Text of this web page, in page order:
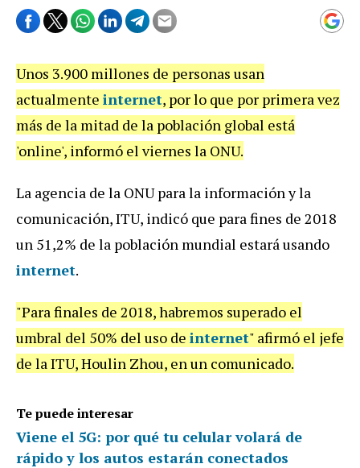
Unos 3.900 millones de personas usan
actualmente internet, por lo que por primera vez
más de la mitad de la población global está
'online', informó el viernes la ONU.
La agencia de la ONU para la información y la
comunicación, ITU, indicó que para fines de 2018
un 51,2% de la población mundial estará usando
internet.
"Para finales de 2018, habremos superado el
umbral del 50% del uso de internet" afirmó el jefe
de la ITU, Houlin Zhou, en un comunicado.
Te puede interesar
Viene el 5G: por qué tu celular volará de
rápido y los autos estarán conectados